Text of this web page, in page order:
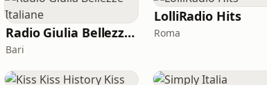
Radio Giulia Bellezze Italiane
Bari
LolliRadio Hits
Roma